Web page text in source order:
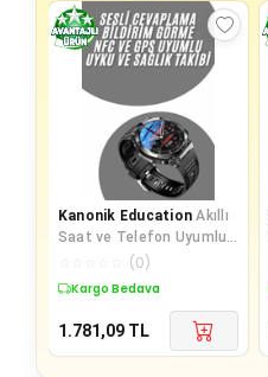
Kanonik Education Akıllı
Saat ve Telefon Uyumlu
4’ü 1 Arada Powerbank
10000 mAh
(0)
Kargo Bedava
1.781,09 TL